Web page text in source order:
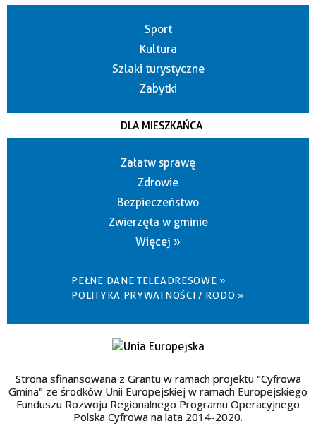
Sport
Kultura
Szlaki turystyczne
Zabytki
DLA MIESZKAŃCA
Załatw sprawę
Zdrowie
Bezpieczeństwo
Zwierzęta w gminie
Więcej »
PEŁNE DANE TELEADRESOWE »
POLITYKA PRYWATNOŚCI / RODO »
Strona sfinansowana z Grantu w ramach projektu "Cyfrowa
Gmina" ze środków Unii Europejskiej w ramach Europejskiego
Funduszu Rozwoju Regionalnego Programu Operacyjnego
Polska Cyfrowa na lata 2014-2020.